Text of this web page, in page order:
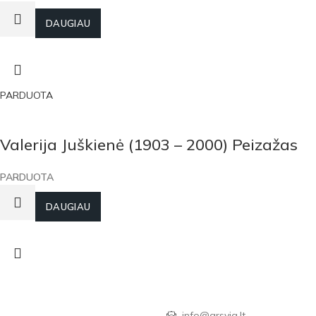
DAUGIAU
PARDUOTA
Valerija Juškienė (1903 – 2000) Peizažas
PARDUOTA
DAUGIAU